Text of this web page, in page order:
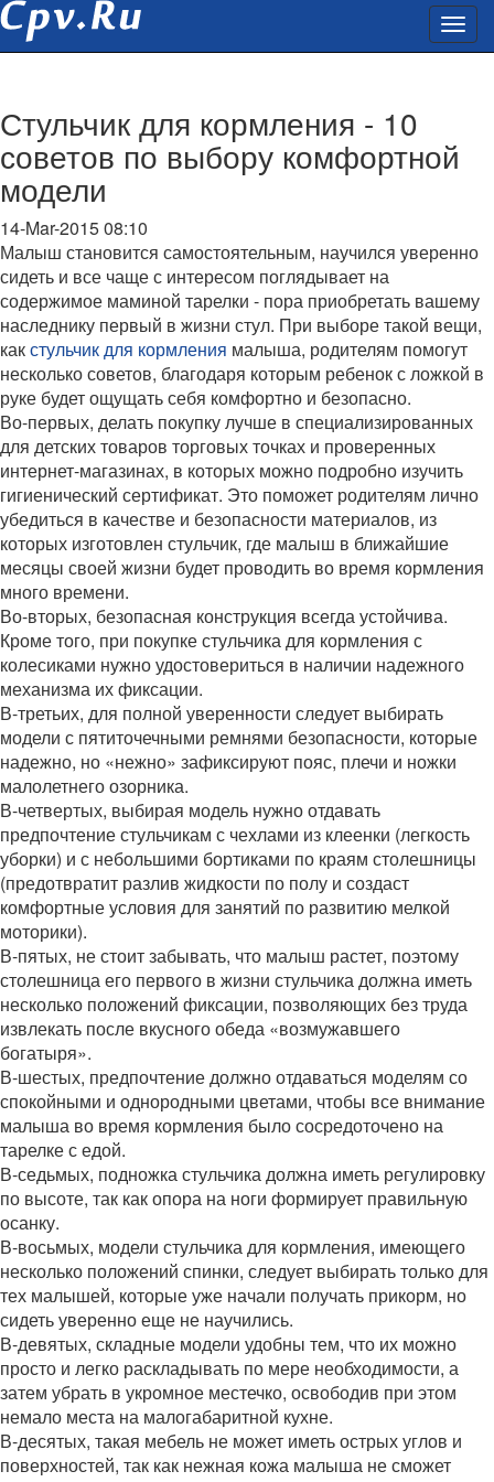
Стульчик для кормления - 10
советов по выбору комфортной
модели
14-Mar-2015 08:10
Малыш становится самостоятельным, научился уверенно
сидеть и все чаще с интересом поглядывает на
содержимое маминой тарелки - пора приобретать вашему
наследнику первый в жизни стул. При выборе такой вещи,
какстульчик для кормления малыша, родителям помогут
несколько советов, благодаря которым ребенок с ложкой в
руке будет ощущать себя комфортно и безопасно.
Во-первых, делать покупку лучше в специализированных
для детских товаров торговых точках и проверенных
интернет-магазинах, в которых можно подробно изучить
гигиенический сертификат. Это поможет родителям лично
убедиться в качестве и безопасности материалов, из
которых изготовлен стульчик, где малыш в ближайшие
месяцы своей жизни будет проводить во время кормления
много времени.
Во-вторых, безопасная конструкция всегда устойчива.
Кроме того, при покупке стульчика для кормления с
колесиками нужно удостовериться в наличии надежного
механизма их фиксации.
В-третьих, для полной уверенности следует выбирать
модели с пятиточечными ремнями безопасности, которые
надежно, но «нежно» зафиксируют пояс, плечи и ножки
малолетнего озорника.
В-четвертых, выбирая модель нужно отдавать
предпочтение стульчикам с чехлами из клеенки (легкость
уборки) и с небольшими бортиками по краям столешницы
(предотвратит разлив жидкости по полу и создаст
комфортные условия для занятий по развитию мелкой
моторики).
В-пятых, не стоит забывать, что малыш растет, поэтому
столешница его первого в жизни стульчика должна иметь
несколько положений фиксации, позволяющих без труда
извлекать после вкусного обеда «возмужавшего
богатыря».
В-шестых, предпочтение должно отдаваться моделям со
спокойными и однородными цветами, чтобы все внимание
малыша во время кормления было сосредоточено на
тарелке с едой.
В-седьмых, подножка стульчика должна иметь регулировку
по высоте, так как опора на ноги формирует правильную
осанку.
В-восьмых, модели стульчика для кормления, имеющего
несколько положений спинки, следует выбирать только для
тех малышей, которые уже начали получать прикорм, но
сидеть уверенно еще не научились.
В-девятых, складные модели удобны тем, что их можно
просто и легко раскладывать по мере необходимости, а
затем убрать в укромное местечко, освободив при этом
немало места на малогабаритной кухне.
В-десятых, такая мебель не может иметь острых углов и
поверхностей, так как нежная кожа малыша не сможет